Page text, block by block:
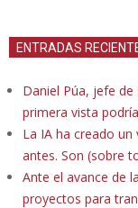
ENTRADAS
Daniel Púa, jefe
primera vista
La IA ha creado
antes. Son (sobre
Ante el avance de
proyectos para